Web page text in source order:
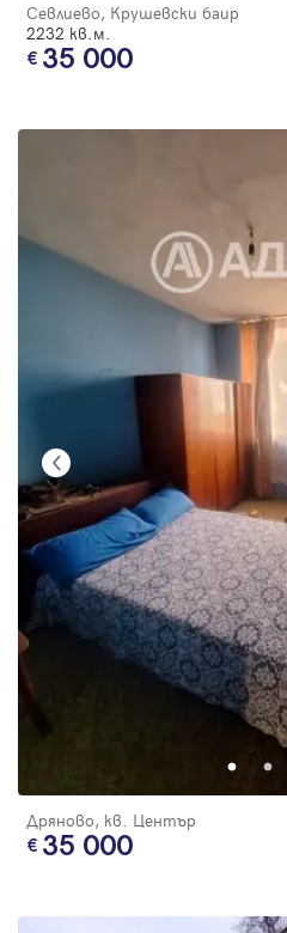
Севлиево, Крушевски баир
2232 кв.м.
35 000
Дряново, кв. Център
35 000